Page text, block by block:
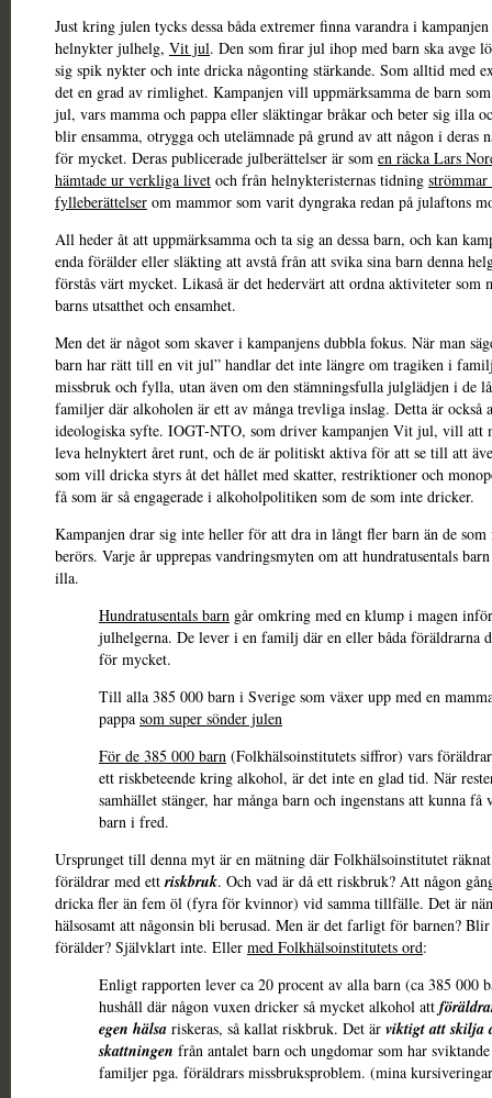
Just kring julen tycks dessa båda extremer finna varandra i
helnykter julhelg, Vit jul. Den som firar jul ihop med barn ska avge
sig spik nykter och inte dricka någonting stärkande. Som alltid med
det en grad av rimlighet. Kampanjen vill uppmärksamma de barn
jul, vars mamma och pappa eller släktingar bråkar och beter sig illa
blir ensamma, otrygga och utelämnade på grund av att någon i deras
för mycket. Deras publicerade julberättelser är som en räcka Lars
hämtade ur verkliga livet och från helnykteristernas tidning strömmar
fylleberättelser om mammor som varit dyngraka redan på julaftons
All heder åt att uppmärksamma och ta sig an dessa barn, och kan
enda förälder eller släkting att avstå från att svika sina barn denna
förstås värt mycket. Likaså är det hedervärt att ordna aktiviteter som
barns utsatthet och ensamhet.
Men det är något som skaver i kampanjens dubbla fokus. När man
barn har rätt till en vit jul” handlar det inte längre om tragiken i
missbruk och fylla, utan även om den stämningsfulla julglädjen i de
familjer där alkoholen är ett av många trevliga inslag. Detta är också
ideologiska syfte. IOGT-NTO, som driver kampanjen Vit jul, vill att
leva helnyktert året runt, och de är politiskt aktiva för att se till att
som vill dricka styrs åt det hållet med skatter, restriktioner och
få som är så engagerade i alkoholpolitiken som de som inte dricker.
Kampanjen drar sig inte heller för att dra in långt fler barn än de
berörs. Varje år upprepas vandringsmyten om att hundratusentals
illa.
Hundratusentals barn går omkring med en klump i magen inför
julhelgerna. De lever i en familj där en eller båda föräldrarna
för mycket.
Till alla 385 000 barn i Sverige som växer upp med en
pappa som super sönder julen
För de 385 000 barn (Folkhälsoinstitutets siffror) vars
ett riskbeteende kring alkohol, är det inte en glad tid. När
samhället stänger, har många barn och ingenstans att kunna få
barn i fred.
Ursprunget till denna myt är en mätning där Folkhälsoinstitutet
föräldrar med ettriskbruk. Och vad är då ett riskbruk? Att någon
dricka fler än fem öl (fyra för kvinnor) vid samma tillfälle. Det är
hälsosamt att någonsin bli berusad. Men är det farligt för barnen?
förälder? Självklart inte. Eller med Folkhälsoinstitutets ord:
Enligt rapporten lever ca 20 procent av alla barn (ca 385 000
hushåll där någon vuxen dricker så mycket alkohol att
egen hälsa riskeras, så kallat riskbruk. Det är viktigt att skilja
skattningen från antalet barn och ungdomar som har
familjer pga. föräldrars missbruksproblem. (mina